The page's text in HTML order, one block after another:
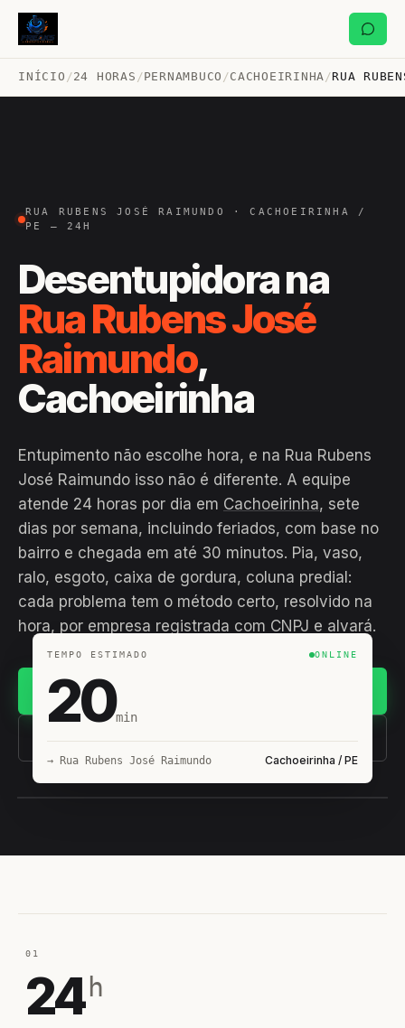
INÍCIO /24 HORAS /PERNAMBUCO /CACHOEIRINHA /RUA
RUA RUBENS JOSÉ RAIMUNDO · CACHOEIRINHA /
PE — 24H
Desentupidora na
Rua Rubens José
Raimundo,
Cachoeirinha
Entupimento não escolhe hora, e na Rua Rubens
José Raimundo isso não é diferente. A equipe
atende 24 horas por dia em Cachoeirinha, sete
dias por semana, incluindo feriados, com base no
bairro e chegada em até 30 minutos. Pia, vaso,
ralo, esgoto, caixa de gordura, coluna predial:
cada problema tem o método certo, resolvido na
hora, por empresa registrada com CNPJ e alvará.
(11) 93407-8838
TEMPO ESTIMADO ONLINE
20min
→ Rua Rubens José Raimundo Cachoeirinha / PE
01
24 h